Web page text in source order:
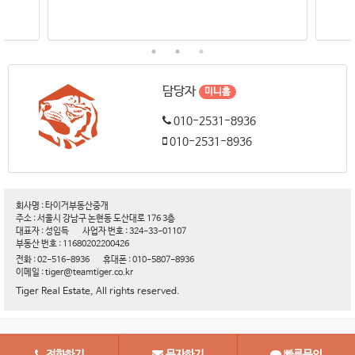
담당자 미니홈
010-2531-8936
010-2531-8936
회사명 : 타이거부동산중개
주소 : 서울시 강남구 논현동 도산대로 176 3층
대표자 : 성임득
사업자 번호 : 324-33-01107
부동산 번호 : 11680202200426
전화 : 02-516-8936
휴대폰 : 010-5807-8936
이메일 : tiger@teamtiger.co.kr
Tiger Real Estate, All rights reserved.